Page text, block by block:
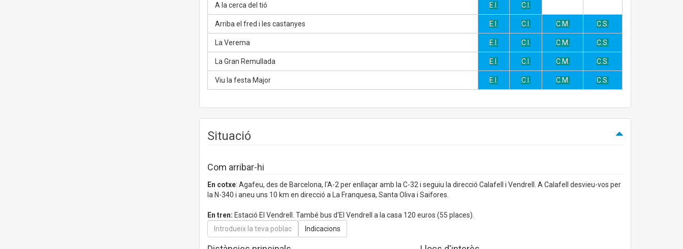
A la cerca del tió E.I. C.I.
Arriba el fred i les castanyes E.I. C.I. C.M. C.S.
La Verema E.I. C.I. C.M. C.S.
La Gran Remullada E.I. C.I. C.M. C.S.
Viu la festa Major E.I. C.I. C.M. C.S.
Situació
Com arribar-hi
En cotxe: Agafeu, des de Barcelona, l'A-2 per enllaçar amb la C-32 i seguiu la direcció Calafell i Vendrell. A Calafell desvieu-vos per
la N-340 i aneu uns 10 km en direcció a La Franquesa, Santa Oliva i Saifores.
En tren: Estació El Vendrell. També bus d'El Vendrell a la casa 120 euros (55 places).